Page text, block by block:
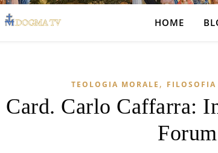
HOME
TEOLOGIA MORALE , FILOSOFIA
Card. Carlo Caffarra: